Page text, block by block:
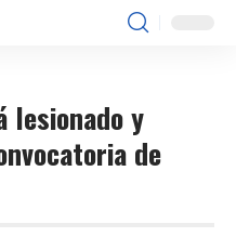
lesionado y
de